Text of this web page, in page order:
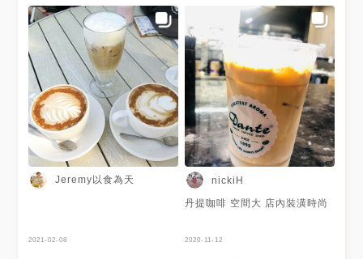
宜的啦 我們點了飲料點心 帶孩
子在那邊好爽啊 吹海風 玩沙 看
海 放風得徹底爸媽也身心舒爽
島風格的景觀咖啡廳， 設在一
座簡約的玻璃屋內， 前方綠油
油的草地， 周圍又種了許多椰
子樹。 坐在戶外座位吹著海
風， 一邊喝著咖啡， 一邊欣賞
大鵬灣的美麗海灣景致， 真是
輕鬆自在又愜意。 推薦大家到
大鵬灣遊玩可以到這家好好放鬆
唷！ 完整圖文：
https://jeremyfoodie.tw/blog/post/
風帆咖啡 地址：屏東縣東港鎮
大鵬灣環灣道路五段50號 電
話：0939306892 營業時間：
星期一~五 14:00~19:00；星期
六、日 11:00~19:00 大家在IG
上也一起來追蹤「Jeremy以食
#風帆咖啡 #大鵬灣 #大鵬灣國
Jeremy以食為天
2021-02-08
nickiH
丹提咖啡 空間大 店內裝潢時尚
2020-11-12